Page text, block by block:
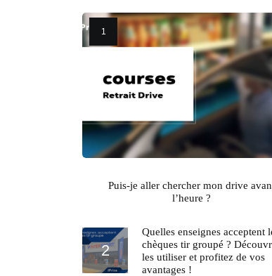
Puis-je aller chercher mon drive
l’heure ?
Quelles enseignes acceptent
chèques tir groupé ?
les utiliser et profitez de vos
avantages !